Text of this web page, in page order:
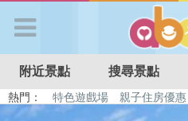
APP登入
附近景點 搜尋景點
熱門： 特色遊戲場 親子住房優惠
溜滑梯民宿
觀光工廠